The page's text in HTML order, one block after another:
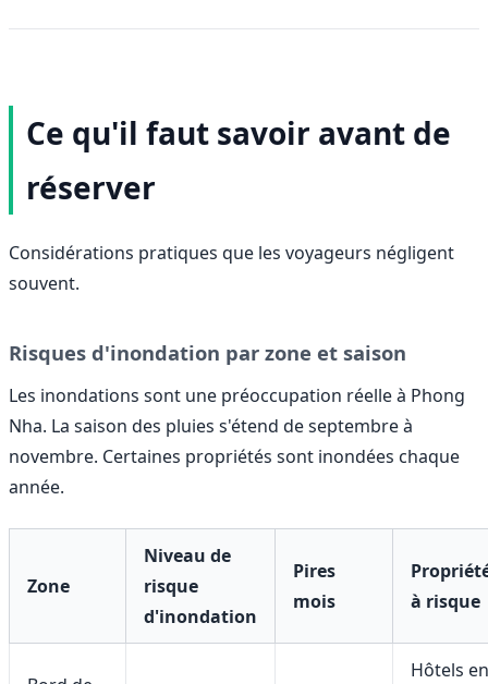
Ce qu'il faut savoir avant de
réserver
Considérations pratiques que les voyageurs négligent
souvent.
Risques d'inondation par zone et saison
Les inondations sont une préoccupation réelle à Phong
Nha. La saison des pluies s'étend de septembre à
novembre. Certaines propriétés sont inondées chaque
année.
Zone
Niveau de
risque
d'inondation
Pires
mois
à risque
Hôtels en